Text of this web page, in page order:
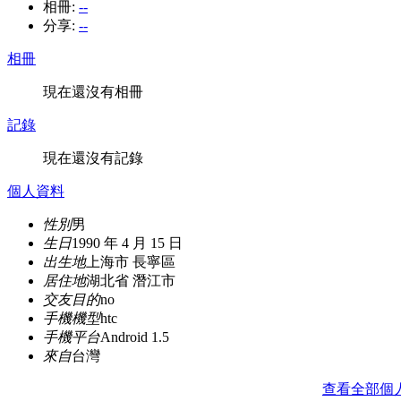
相冊: --
分享: --
相冊
現在還沒有相冊
記錄
現在還沒有記錄
個人資料
性別男
生日1990 年 4 月 15 日
出生地上海市 長寧區
居住地湖北省 潛江市
交友目的no
手機機型htc
手機平台Android 1.5
來自台灣
查看全部個